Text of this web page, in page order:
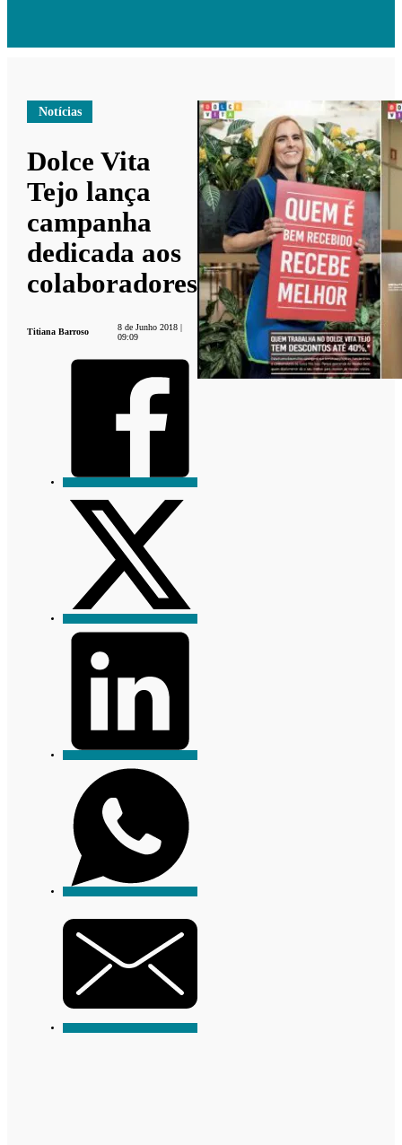
Notícias
Dolce Vita
Tejo lança
campanha
dedicada aos
colaboradores
Titiana Barroso
8 de Junho 2018 |
09:09